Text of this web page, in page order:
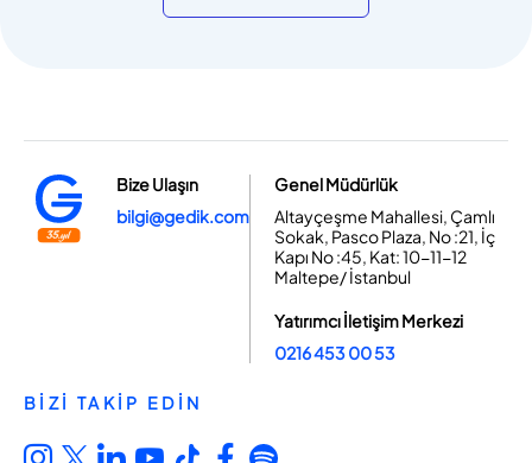
Bize Ulaşın
bilgi@gedik.com
Genel Müdürlük
Altayçeşme Mahallesi, Çamlı
Sokak, Pasco Plaza, No :21, İç
Kapı No :45, Kat: 10-11-12
Maltepe/ İstanbul
Yatırımcı İletişim Merkezi
0216 453 00 53
BİZİ TAKİP EDİN